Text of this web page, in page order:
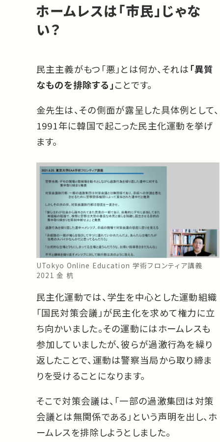
ホームレスは「市民」じゃな
い？
民主主義がもつ「悪」とは何か、それは「異質
なものを排除する」ことです。
金先生は、その側面が露呈した具体例として、
1991年に韓国で起こった民主化運動を挙げ
ます。
UTokyo Online Education 学術フロンティア講義
2021 金 杭
民主化運動では、学生を中心とした運動組織
「国民対策会議」が民主化を求めて権力に立
ち向かいました。その運動にはホームレスも
参加していましたが、彼らが過激行為を繰り
返したことで、運動は警察当局から取り締ま
りを受けることになります。
そこで対策会議は、「一部の過激集団は対策
会議とは無関係である」という声明を出し、ホ
ームレスを排除しようとしました。